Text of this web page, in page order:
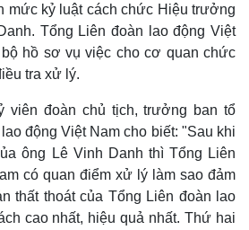
mức kỷ luật cách chức Hiệu trưởng
Tổng Liên đoàn lao động Việt
hồ sơ vụ việc cho cơ quan chức
tra xử lý.
viên đoàn chủ tịch, trưởng ban tổ
động Việt Nam cho biết: "Sau khi
ông Lê Vinh Danh thì Tổng Liên
có quan điểm xử lý làm sao đảm
thất thoát của Tổng Liên đoàn lao
cao nhất, hiệu quả nhất. Thứ hai